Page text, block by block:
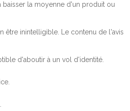
baisser la moyenne d'un produit ou
être inintelligible. Le contenu de l'avis
d'aboutir à un vol d'identité.